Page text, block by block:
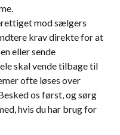
mod sælgers
krav direkte for at
eller sende
skal vende tilbage til
ofte løses over
os først, og sørg
hvis du har brug for